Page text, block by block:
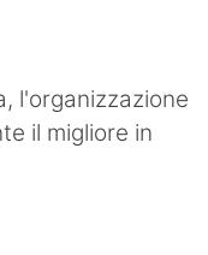
l'organizzazione
il migliore in